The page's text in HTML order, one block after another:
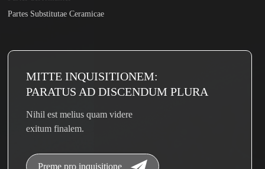
Partes Substitutae Ceramicae
MITTE INQUISITIONEM:
PARATUS AD DISCENDUM PLURA
Nihil est melius quam videre
exitum finalem.
Preme pro inquisitione